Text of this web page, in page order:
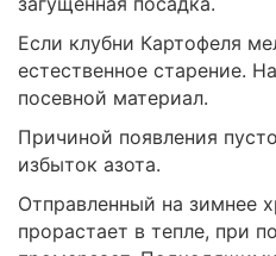
Если клубни Картофеля
естественное старение.
посевной материал.
Причиной появления
избыток азота.
Отправленный на зимнее
прорастает в тепле, при